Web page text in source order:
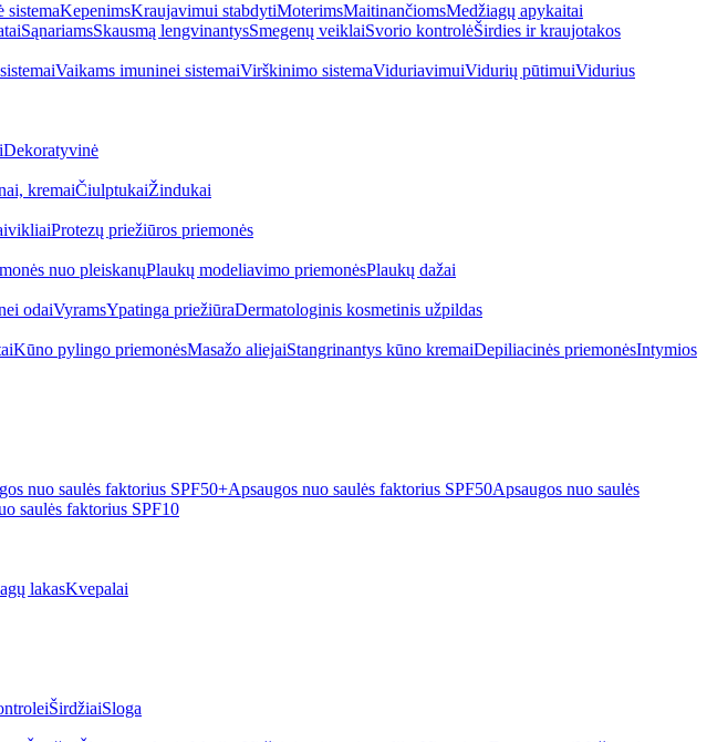
sistemaKepenimsKraujavimui stabdytiMoterimsMaitinančiomsMedžiagų apykaitai
SąnariamsSkausmą lengvinantysSmegenų veiklaiSvorio kontrolėŠirdies ir kraujotakos
Vaikams imuninei sistemaiVirškinimo sistemaViduriavimuiVidurių pūtimuiVidurius
Dekoratyvinė
kremaiČiulptukaiŽindukai
Protezų priežiūros priemonės
nuo pleiskanųPlaukų modeliavimo priemonėsPlaukų dažai
odaiVyramsYpatinga priežiūraDermatologinis kosmetinis užpildas
Kūno pylingo priemonėsMasažo aliejaiStangrinantys kūno kremaiDepiliacinės priemonėsIntymios
nuo saulės faktorius SPF50+Apsaugos nuo saulės faktorius SPF50Apsaugos nuo saulės
saulės faktorius SPF10
lakasKvepalai
ŠirdžiaiSloga